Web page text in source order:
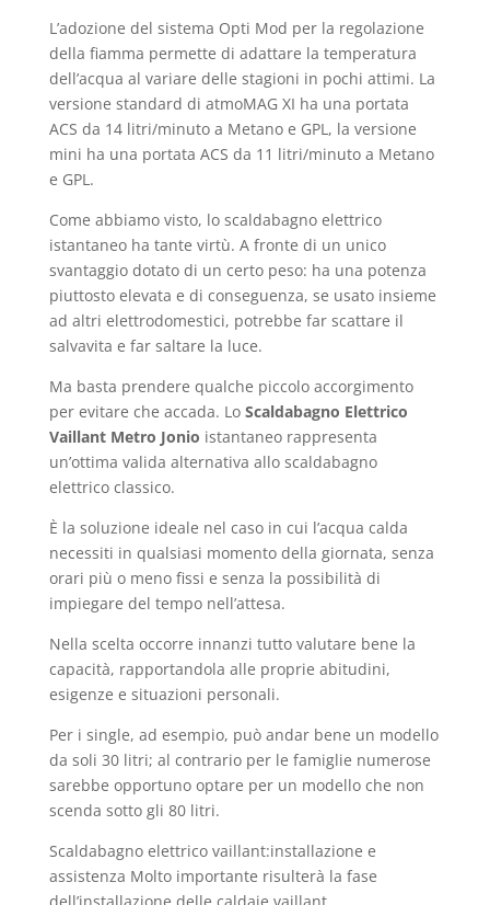
L’adozione del sistema Opti Mod per la regolazione
della fiamma permette di adattare la temperatura
dell’acqua al variare delle stagioni in pochi attimi. La
versione standard di atmoMAG XI ha una portata
ACS da 14 litri/minuto a Metano e GPL, la versione
mini ha una portata ACS da 11 litri/minuto a Metano
e GPL.
Come abbiamo visto, lo scaldabagno elettrico
istantaneo ha tante virtù. A fronte di un unico
svantaggio dotato di un certo peso: ha una potenza
piuttosto elevata e di conseguenza, se usato insieme
ad altri elettrodomestici, potrebbe far scattare il
salvavita e far saltare la luce.
Ma basta prendere qualche piccolo accorgimento
per evitare che accada. Lo Scaldabagno Elettrico
Vaillant Metro Jonio istantaneo rappresenta
un’ottima valida alternativa allo scaldabagno
elettrico classico.
È la soluzione ideale nel caso in cui l’acqua calda
necessiti in qualsiasi momento della giornata, senza
orari più o meno fissi e senza la possibilità di
impiegare del tempo nell’attesa.
Nella scelta occorre innanzi tutto valutare bene la
capacità, rapportandola alle proprie abitudini,
esigenze e situazioni personali.
Per i single, ad esempio, può andar bene un modello
da soli 30 litri; al contrario per le famiglie numerose
sarebbe opportuno optare per un modello che non
scenda sotto gli 80 litri.
Scaldabagno elettrico vaillant:installazione e
assistenza Molto importante risulterà la fase